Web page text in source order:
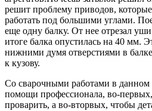
решит проблему приводов,
работать под большими углами.
еще одну балку. От нее отрезал
итоге балка опустилась на 40 мм.
нижними думя отверстиями в
к кузову.
Со сварочными работами в данном
помощи профессионала, во-
проварить, а во-вторвых, чтобы